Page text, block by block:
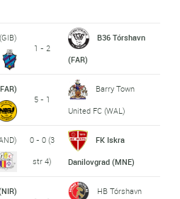
1 - 2
B36 Tórshavn
(FAR)
5 - 1
Barry Town
United FC (WAL)
0 - 0 (3
str 4)
FK Iskra
Danilovgrad (MNE)
HB Tórshavn